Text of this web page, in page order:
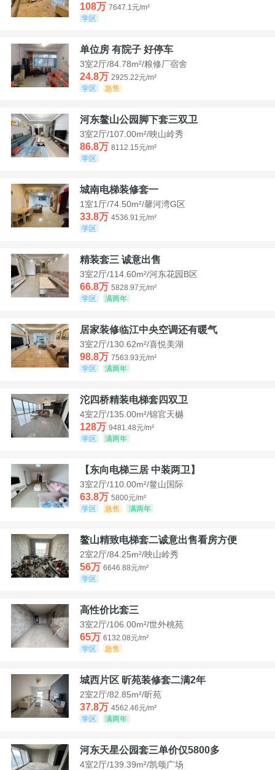
108万 7647.1元/m²
学区
单位房 有院子 好停车
3室2厅/84.78m²/粮修厂宿舍
24.8万 2925.22元/m²
学区
急售
河东鳌山公园脚下套三双卫
3室2厅/107.00m²/映山岭秀
86.8万 8112.15元/m²
学区
城南电梯装修套一
1室1厅/74.50m²/馨河湾G区
33.8万 4536.91元/m²
学区
精装套三 诚意出售
3室2厅/114.60m²/河东花园B区
66.8万 5828.97元/m²
学区
满两年
居家装修临江中央空调还有暖气
3室2厅/130.62m²/喜悦美湖
98.8万 7563.93元/m²
学区
满两年
沱四桥精装电梯套四双卫
4室2厅/135.00m²/锦官天樾
128万 9481.48元/m²
学区
满两年
【东向电梯三居 中装两卫】
3室2厅/110.00m²/鳌山国际
63.8万 5800元/m²
学区
急售 满两年
鳌山精致电梯套二诚意出售看房方便
2室2厅/84.25m²/映山岭秀
56万 6646.88元/m²
学区
高性价比套三
3室2厅/106.00m²/世外桃苑
65万 6132.08元/m²
学区
急售
城西片区 昕苑装修套二满2年
2室2厅/82.85m²/昕苑
37.8万 4562.46元/m²
学区
满两年
河东天星公园套三单价仅5800多
4室2厅/139.39m²/凯颂广场